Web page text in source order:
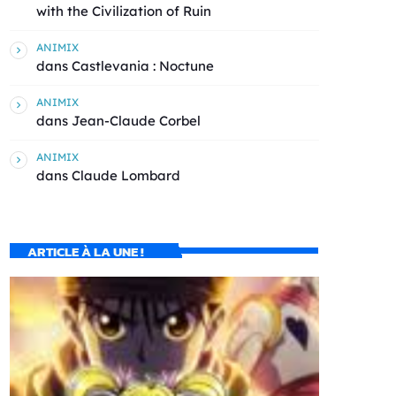
with the Civilization of Ruin
ANIMIX
dans Castlevania : Noctune
ANIMIX
dans Jean-Claude Corbel
ANIMIX
dans Claude Lombard
ARTICLE À LA UNE !